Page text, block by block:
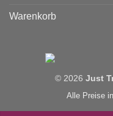
Warenkorb
© 2026 Just
Alle Preise